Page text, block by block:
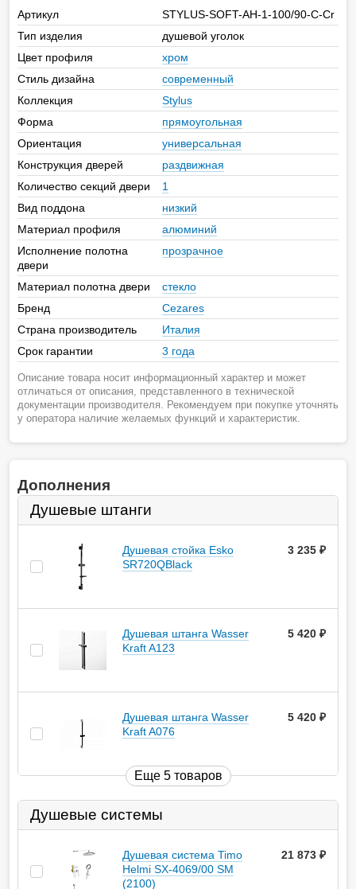
Артикул
STYLUS-SOFT-AH-1-100/90-C-Cr
Тип изделия
душевой уголок
Цвет профиля
хром
Стиль дизайна
современный
Коллекция
Stylus
Форма
прямоугольная
Ориентация
универсальная
Конструкция дверей
раздвижная
Количество секций двери
1
Вид поддона
низкий
Материал профиля
алюминий
Исполнение полотна
двери
прозрачное
Материал полотна двери
стекло
Бренд
Cezares
Страна производитель
Италия
Срок гарантии
3 года
Описание товара носит информационный характер и может
отличаться от описания, представленного в технической
документации производителя. Рекомендуем при покупке уточнять
у оператора наличие желаемых функций и характеристик.
Дополнения
Душевые штанги
Душевая стойка Esko
SR720QBlack
3 235
Душевая штанга Wasser
Kraft A123
5 420
Душевая штанга Wasser
Kraft A076
5 420
Еще 5 товаров
Душевые системы
Душевая система Timo
Helmi SX-4069/00 SM
(2100)
21 873